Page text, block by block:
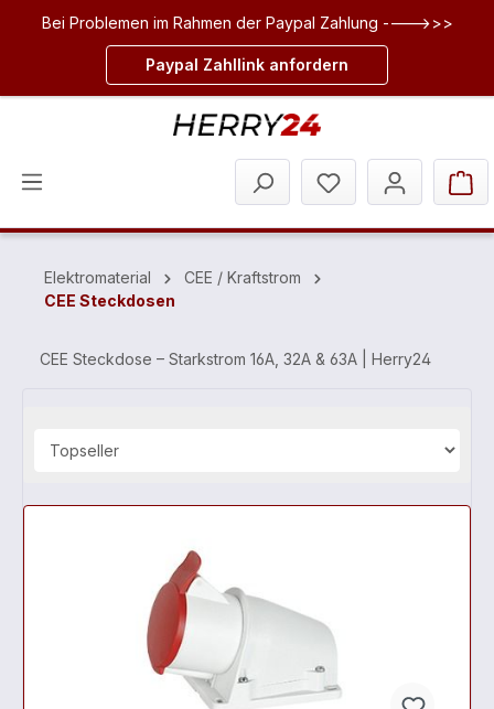
springen
Bei Problemen im Rahmen der Paypal Zahlung ---->>>
Paypal Zahllink anfordern
Elektromaterial
CEE / Kraftstrom
CEE Steckdosen
CEE Steckdose – Starkstrom 16A, 32A & 63A | Herry24